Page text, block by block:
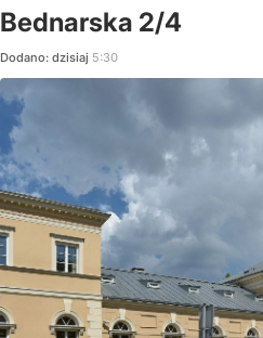
Bednarska 2/4
Dodano: dzisiaj 5:30